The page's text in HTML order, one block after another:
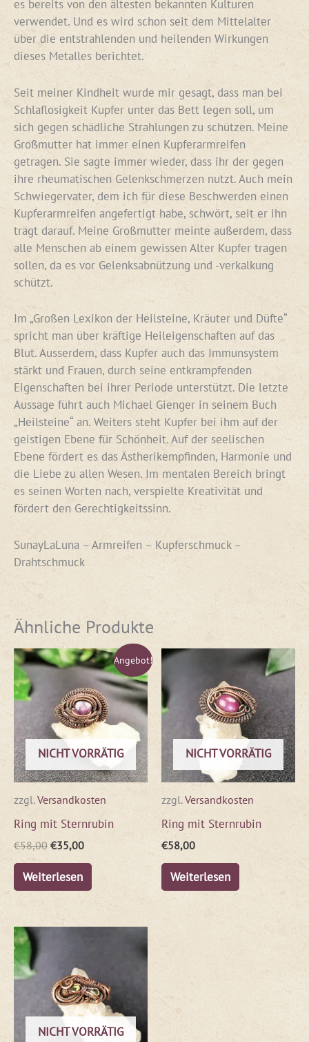
es bereits von den ältesten bekannten Kulturen
verwendet. Und es wird schon seit dem Mittelalter
über die entstrahlenden und heilenden Wirkungen
dieses Metalles berichtet.
Seit meiner Kindheit wurde mir gesagt, dass man bei
Schlaflosigkeit Kupfer unter das Bett legen soll, um
sich gegen schädliche Strahlungen zu schützen. Meine
Großmutter hat immer einen Kupferarmreifen
getragen. Sie sagte immer wieder, dass ihr der gegen
ihre rheumatischen Gelenkschmerzen nutzt. Auch mein
Schwiegervater, dem ich für diese Beschwerden einen
Kupferarmreifen angefertigt habe, schwört, seit er ihn
trägt darauf. Meine Großmutter meinte außerdem, dass
alle Menschen ab einem gewissen Alter Kupfer tragen
sollen, da es vor Gelenksabnützung und -verkalkung
schützt.
Im „Großen Lexikon der Heilsteine, Kräuter und Düfte“
spricht man über kräftige Heileigenschaften auf das
Blut. Ausserdem, dass Kupfer auch das Immunsystem
stärkt und Frauen, durch seine entkrampfenden
Eigenschaften bei ihrer Periode unterstützt. Die letzte
Aussage führt auch Michael Gienger in seinem Buch
„Heilsteine“ an. Weiters steht Kupfer bei ihm auf der
geistigen Ebene für Schönheit. Auf der seelischen
Ebene fördert es das Ästherikempfinden, Harmonie und
die Liebe zu allen Wesen. Im mentalen Bereich bringt
es seinen Worten nach, verspielte Kreativität und
fördert den Gerechtigkeitssinn.
SunayLaLuna – Armreifen – Kupferschmuck –
Drahtschmuck
Ähnliche Produkte
Angebot!
NICHT VORRÄTIG
zzgl.Versandkosten
Ring mit Sternrubin
€58,00
Ursprünglicher
Preis
€58,00
€35,00
Aktueller
Preis
€35,00.
Weiterlesen
NICHT VORRÄTIG
zzgl.Versandkosten
Ring mit Sternrubin
€58,00
Weiterlesen
NICHT VORRÄTIG